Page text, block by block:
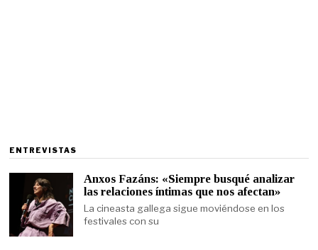
ENTREVISTAS
Anxos Fazáns: «Siempre busqué analizar
las relaciones íntimas que nos afectan»
La cineasta gallega sigue moviéndose en los
festivales con su